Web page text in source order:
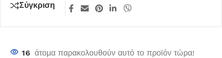
Σύγκριση
16 άτομα παρακολουθούν αυτό το προϊόν τώρα!